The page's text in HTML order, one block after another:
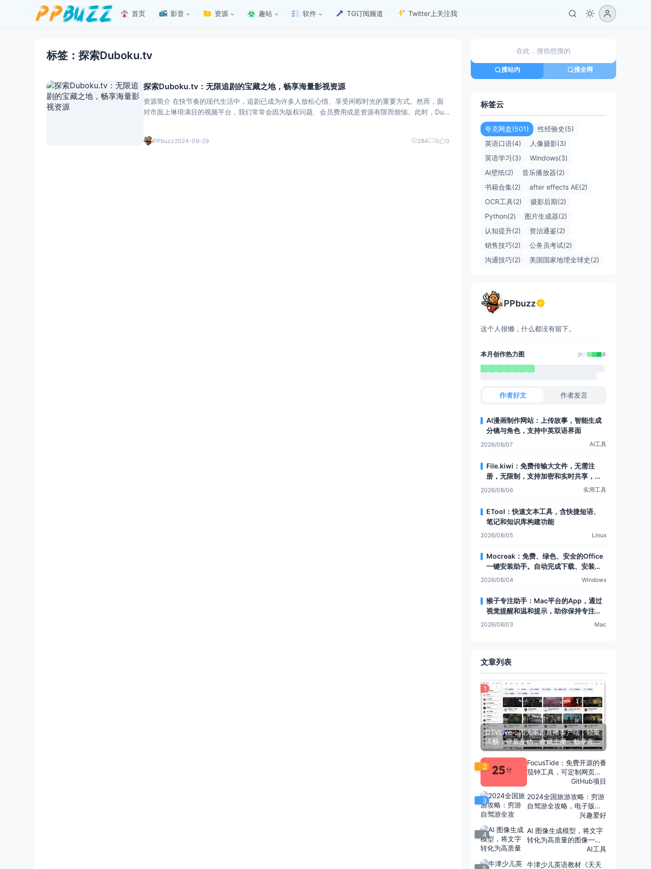
首页 影音 资源 趣站 软件 TG订阅频道 Twitter上关注我
标签：探索Duboku.tv
探索Duboku.tv：无限追剧的宝藏之地，畅享海量影视资源
资源简介 在快节奏的现代生活中，追剧已成为许多人放松心情、享受闲暇时光的重要方式。然而，面
对市面上琳琅满目的视频平台，我们常常会因为版权问题、会员费用或是资源有限而烦恼。此时，Dub
PPbuzz2024-09-29 284 0 0
搜站内 搜全网
标签云
夸克网盘(501)
性经验史(5)
英语口语(4)
人像摄影(3)
英语学习(3)
Windows(3)
AI壁纸(2)
音乐播放器(2)
书籍合集(2)
after effects AE(2)
OCR工具(2)
摄影后期(2)
Python(2)
图片生成器(2)
认知提升(2)
资治通鉴(2)
销售技巧(2)
公务员考试(2)
沟通技巧(2)
美国国家地理全球史(2)
PPbuzz
这个人很懒，什么都没有留下。
本月创作热力图 少 多
作者好文 作者发言
AI漫画制作网站：上传故事，智能生成
分镜与角色，支持中英双语界面
2026/08/07 AI工具
File.kiwi：免费传输大文件，无需注
册，无限制，支持加密和实时共享，还
有Web文件夹功能
2026/08/06 实用工具
ETool：快速文本工具，含快捷短语、
笔记和知识库构建功能
2026/08/05 Linux
Mocreak：免费、绿色、安全的Office
一键安装助手。自动完成下载、安装和
部署，让Office安装更简单，支持多种
2026/08/04 Windows
猴子专注助手：Mac平台的App，通过
视觉提醒和温和提示，助你保持专注，
提升注意力
2026/08/03 Mac
文章列表
1
DTVLive：四大平台直播客户端，轻量
流畅，弹幕互动，收藏主播，畅享直
播！
2
FocusTide：免费开源的番
茄钟工具，可定制网页和
Mac桌面版，助力高效专
GitHub项目
3
2024全国旅游攻略：穷游
自驾游全攻略，电子版地
图与美食指南助你畅游四
兴趣爱好
4
AI 图像生成模型，将文字
转化为高质量的图像——F
AI工具
牛津少儿英语教材《天天